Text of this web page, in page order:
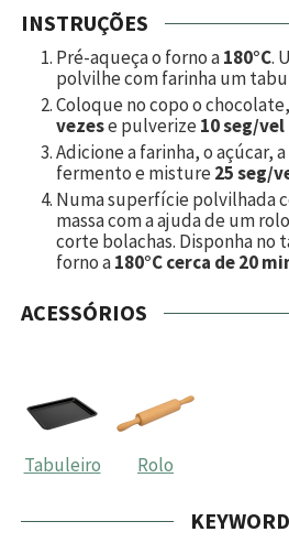
INSTRUÇÕES
Pré-aqueça o forno a180°C.
polvilhe com farinha um
Coloque no copo o
vezese pulverize10 seg/vel
Adicione a farinha, o açúcar,
fermento e misture25 seg/
Numa superfície polvilhada
massa com a ajuda de um
corte bolachas. Disponha no
forno a180°C cerca de 20
ACESSÓRIOS
Tabuleiro Rolo